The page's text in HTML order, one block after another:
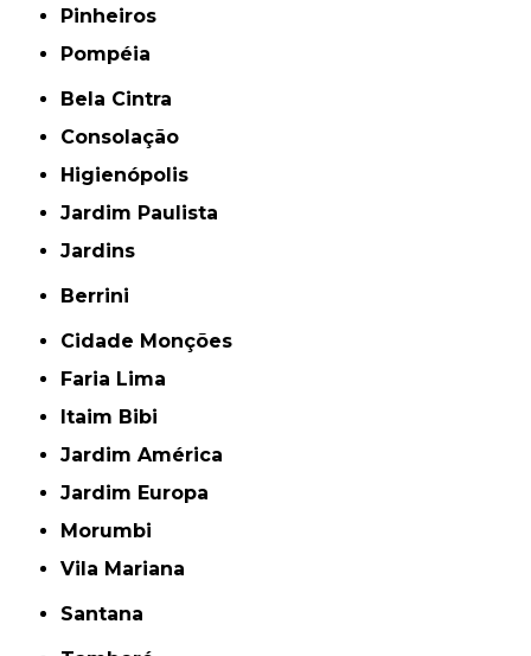
Pinheiros
Pompéia
Bela Cintra
Consolação
Higienópolis
Jardim Paulista
Jardins
Berrini
Cidade Monções
Faria Lima
Itaim Bibi
Jardim América
Jardim Europa
Morumbi
Vila Mariana
Santana